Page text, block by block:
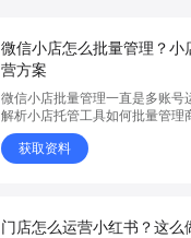
微信小店怎么批量管理？小
营方案
微信小店批量管理一直是多账号
解析小店托管工具如何批量管理
多账号微信小店。通过智能同步
销玩法，全面提升门店管理效率
量管理、高效托管的实用方案！
获取资料
门店怎么运营小红书？这么